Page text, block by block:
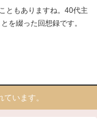
ともありますね。40代主
を綴った回想録です。
います。